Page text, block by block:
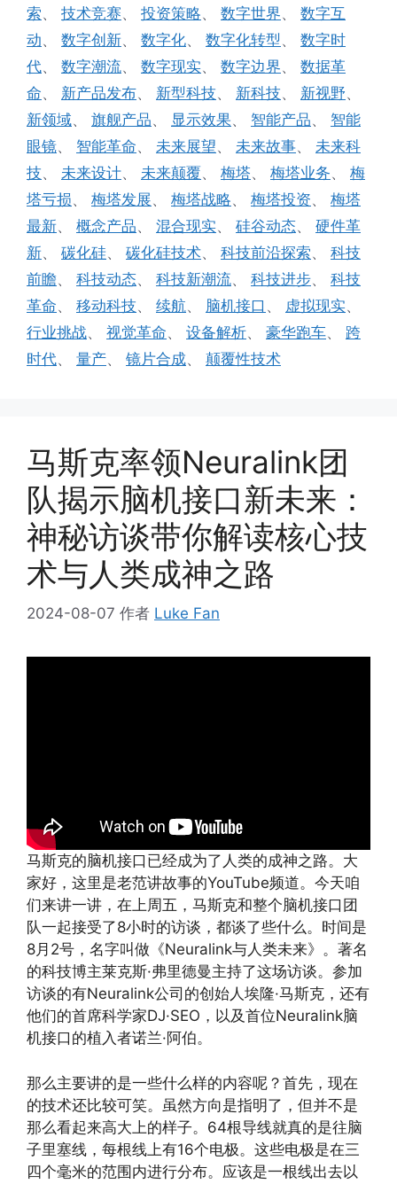
索、 技术竞赛、 投资策略、 数字世界、 数字互
动、 数字创新、 数字化、 数字化转型、 数字时
代、 数字潮流、 数字现实、 数字边界、 数据革
命、 新产品发布、 新型科技、 新科技、 新视野、
新领域、 旗舰产品、 显示效果、 智能产品、 智能
眼镜、 智能革命、 未来展望、 未来故事、 未来科
技、 未来设计、 未来颠覆、 梅塔、 梅塔业务、 梅
塔亏损、 梅塔发展、 梅塔战略、 梅塔投资、 梅塔
最新、 概念产品、 混合现实、 硅谷动态、 硬件革
新、 碳化硅、 碳化硅技术、 科技前沿探索、 科技
前瞻、 科技动态、 科技新潮流、 科技进步、 科技
革命、 移动科技、 续航、 脑机接口 、 虚拟现实、
行业挑战、 视觉革命、 设备解析、 豪华跑车、 跨
时代、 量产、 镜片合成、 颠覆性技术
马斯克率领Neuralink团
队揭示脑机接口新未来：
神秘访谈带你解读核心技
术与人类成神之路
2024-08-07 作者 Luke Fan
马斯克的脑机接口已经成为了人类的成神之路。大
家好，这里是老范讲故事的YouTube频道。今天咱
们来讲一讲，在上周五，马斯克和整个脑机接口团
队一起接受了8小时的访谈，都谈了些什么。时间是
8月2号，名字叫做《Neuralink与人类未来》。著名
的科技博主莱克斯·弗里德曼主持了这场访谈。参加
访谈的有Neuralink公司的创始人埃隆·马斯克，还有
他们的首席科学家DJ·SEO，以及首位Neuralink脑
机接口的植入者诺兰·阿伯。
那么主要讲的是一些什么样的内容呢？首先，现在
的技术还比较可笑。虽然方向是指明了，但并不是
那么看起来高大上的样子。64根导线就真的是往脑
子里塞线，每根线上有16个电极。这些电极是在三
四个毫米的范围内进行分布。应该是一根线出去以